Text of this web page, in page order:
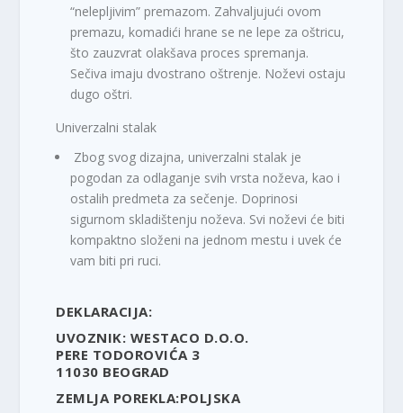
“nelepljivim” premazom. Zahvaljujući ovom
premazu, komadići hrane se ne lepe za oštricu,
što zauzvrat olakšava proces spremanja.
Sečiva imaju dvostrano oštrenje. Noževi ostaju
dugo oštri.
Univerzalni stalak
Zbog svog dizajna, univerzalni stalak je
pogodan za odlaganje svih vrsta noževa, kao i
ostalih predmeta za sečenje. Doprinosi
sigurnom skladištenju noževa. Svi noževi će biti
kompaktno složeni na jednom mestu i uvek će
vam biti pri ruci.
DEKLARACIJA:
UVOZNIK: WESTACO D.O.O.
PERE TODOROVIĆA 3
11030 BEOGRAD
ZEMLJA POREKLA:POLJSKA